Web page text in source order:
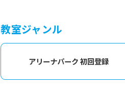
教室ジャンル
アリーナパーク 初回登録